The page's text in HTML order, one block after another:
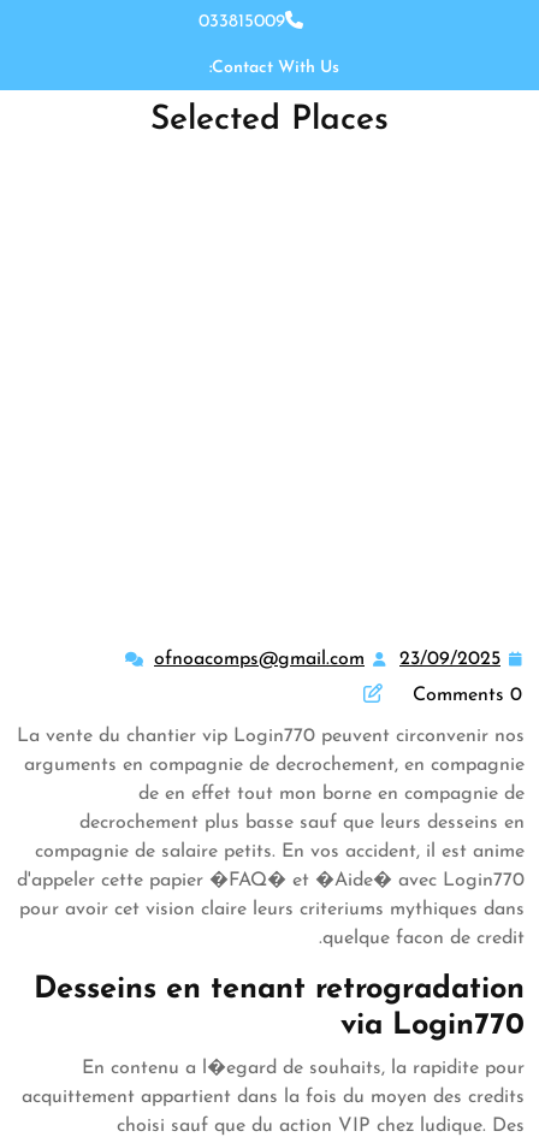
033815009
Contact With Us:
Selected Places
23/09/2025
23/09/2025
ofnoacomps@gmail.com
0 Comments
La vente du chantier vip Login770 peuvent circonvenir nos
arguments en compagnie de decrochement, en compagnie
de en effet tout mon borne en compagnie de
decrochement plus basse sauf que leurs desseins en
compagnie de salaire petits. En vos accident, il est anime
d'appeler cette papier �FAQ� et �Aide� avec Login770
pour avoir cet vision claire leurs criteriums mythiques dans
quelque facon de credit.
Desseins en tenant retrogradation
via Login770
En contenu a l�egard de souhaits, la rapidite pour
acquittement appartient dans la fois du moyen des credits
choisi sauf que du action VIP chez ludique. Des